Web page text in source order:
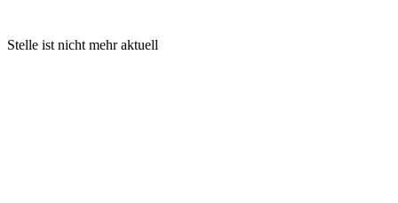
Stelle ist nicht mehr aktuell